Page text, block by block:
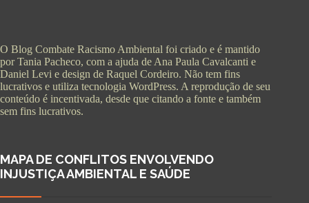
O Blog Combate Racismo Ambiental foi criado e é mantido
por Tania Pacheco, com a ajuda de Ana Paula Cavalcanti e
Daniel Levi e design de Raquel Cordeiro. Não tem fins
lucrativos e utiliza tecnologia WordPress. A reprodução de seu
conteúdo é incentivada, desde que citando a fonte e também
sem fins lucrativos.
MAPA DE CONFLITOS ENVOLVENDO
INJUSTIÇA AMBIENTAL E SAÚDE